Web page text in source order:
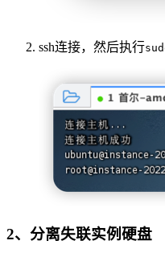
ssh连接，然后执行
2、分离失联实例硬盘